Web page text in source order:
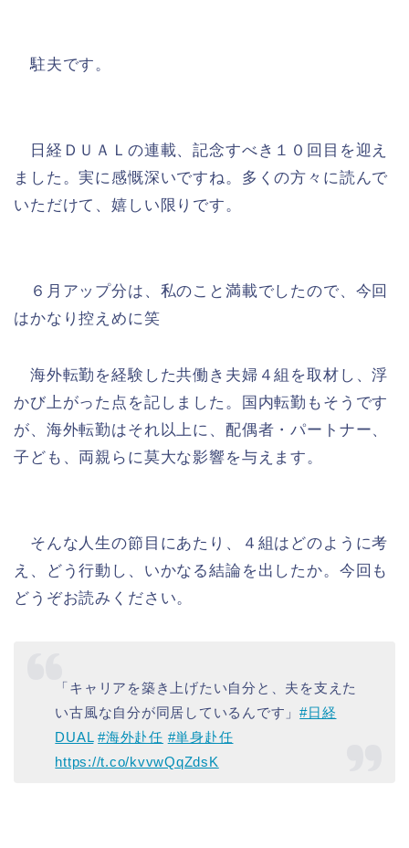
駐夫です。
日経ＤＵＡＬの連載、記念すべき１０回目を迎え
ました。実に感慨深いですね。多くの方々に読んで
いただけて、嬉しい限りです。
６月アップ分は、私のこと満載でしたので、今回
はかなり控えめに笑
海外転勤を経験した共働き夫婦４組を取材し、浮
かび上がった点を記しました。国内転勤もそうです
が、海外転勤はそれ以上に、配偶者・パートナー、
子ども、両親らに莫大な影響を与えます。
そんな人生の節目にあたり、４組はどのように考
え、どう行動し、いかなる結論を出したか。今回も
どうぞお読みください。
「キャリアを築き上げたい自分と、夫を支えた
い古風な自分が同居しているんです」#日経
DUAL #海外赴任 #単身赴任
https://t.co/kvvwQqZdsK